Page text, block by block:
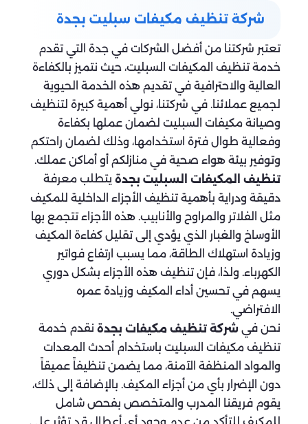
شركة تنظيف مكيفات سبليت بجدة
تعتبر شركتنا من أفضل الشركات في جدة التي تقدم
خدمة تنظيف المكيفات السبليت، حيث نتميز بالكفاءة
العالية والاحترافية في تقديم هذه الخدمة الحيوية
لجميع عملائنا. في شركتنا، نولي أهمية كبيرة لتنظيف
وصيانة مكيفات السبليت لضمان عملها بكفاءة
وفعالية طوال فترة استخدامها، وذلك لضمان راحتكم
وتوفير بيئة هواء صحية في منازلكم أو أماكن عملك.
تنظيف المكيفات السبليت بجدة يتطلب معرفة
دقيقة ودراية بأهمية تنظيف الأجزاء الداخلية للمكيف
مثل الفلاتر والمراوح والأنابيب. هذه الأجزاء تتجمع بها
الأوساخ والغبار الذي يؤدي إلى تقليل كفاءة المكيف
وزيادة استهلاك الطاقة، مما يسبب ارتفاع فواتير
الكهرباء. ولذا، فإن تنظيف هذه الأجزاء بشكل دوري
يسهم في تحسين أداء المكيف وزيادة عمره
الافتراضي.
نحن في شركة تنظيف مكيفات بجدة نقدم خدمة
تنظيف مكيفات السبليت باستخدام أحدث المعدات
والمواد المنظفة الآمنة، مما يضمن تنظيفاً عميقاً
دون الإضرار بأي من أجزاء المكيف. بالإضافة إلى ذلك،
يقوم فريقنا المدرب والمتخصص بفحص شامل